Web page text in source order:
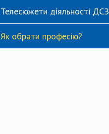
Телесюжети діяльності ДСЗ
Як обрати професію?